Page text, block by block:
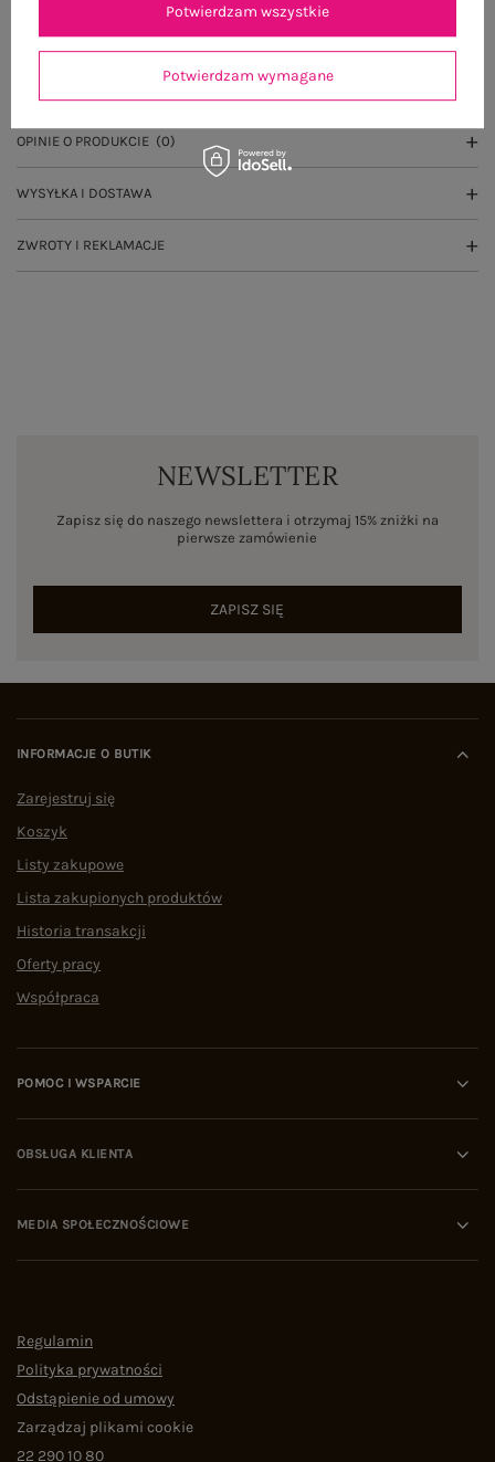
OPIS PRODUKTU
OPINIE O PRODUKCIE (0)
WYSYŁKA I DOSTAWA
ZWROTY I REKLAMACJE
NEWSLETTER
Zapisz się do naszego newslettera i otrzymaj 15% zniżki na
pierwsze zamówienie
ZAPISZ SIĘ
INFORMACJE O BUTIK
Zarejestruj się
Koszyk
Listy zakupowe
Lista zakupionych produktów
Historia transakcji
Oferty pracy
Współpraca
POMOC I WSPARCIE
OBSŁUGA KLIENTA
MEDIA SPOŁECZNOŚCIOWE
Regulamin
Polityka prywatności
Odstąpienie od umowy
Zarządzaj plikami cookie
22 290 10 80
Potwierdzam wymagane
Potwierdzam wszystkie